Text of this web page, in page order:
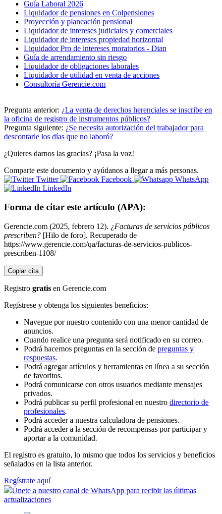
Guía Laboral 2026
Liquidador de pensiones en Colpensiones
Proyección y planeación pensional
Liquidador de intereses judiciales y comerciales
Liquidador de intereses propiedad horizontal
Liquidador Pro de intereses moratorios - Dian
Guía de arrendamiento sin riesgo
Liquidador de obligaciones laborales
Liquidador de utilidad en venta de acciones
Consultoría Gerencie.com
Pregunta anterior: ¿La venta de derechos herenciales se inscribe en
la oficina de registro de instrumentos públicos?
Pregunta siguiente: ¿Se necesita autorización del trabajador para
descontarle los días que no laboró?
¿Quieres darnos las gracias? ¡Pasa la voz!
Comparte este documento y ayúdanos a llegar a más personas.
Twitter
Facebook
WhatsApp
LinkedIn
Forma de citar este artículo (APA):
Gerencie.com (2025, febrero 12). ¿Facturas de servicios públicos
prescriben? [Hilo de foro]. Recuperado de
https://www.gerencie.com/qa/facturas-de-servicios-publicos-
prescriben-1108/
Copiar cita
Registro gratis en Gerencie.com
Regístrese y obtenga los siguientes beneficios:
Navegue por nuestro contenido con una menor cantidad de
anuncios.
Cuando realice una pregunta será notificado en su correo.
Podrá hacernos preguntas en la sección de preguntas y
respuestas.
Podrá agregar artículos y herramientas en línea a su sección
de favoritos.
Podrá comunicarse con otros usuarios mediante mensajes
privados.
Podrá publicar su perfil profesional en nuestro directorio de
profesionales.
Podrá acceder a nuestra calculadora de pensiones.
Podrá acceder a la sección de recompensas por participar y
aportar a la comunidad.
El registro es gratuito, lo mismo que todos los servicios y beneficios
señalados en la lista anterior.
Regístrate aquí
Únete a nuestro canal de WhatsApp para recibir las últimas
actualizaciones